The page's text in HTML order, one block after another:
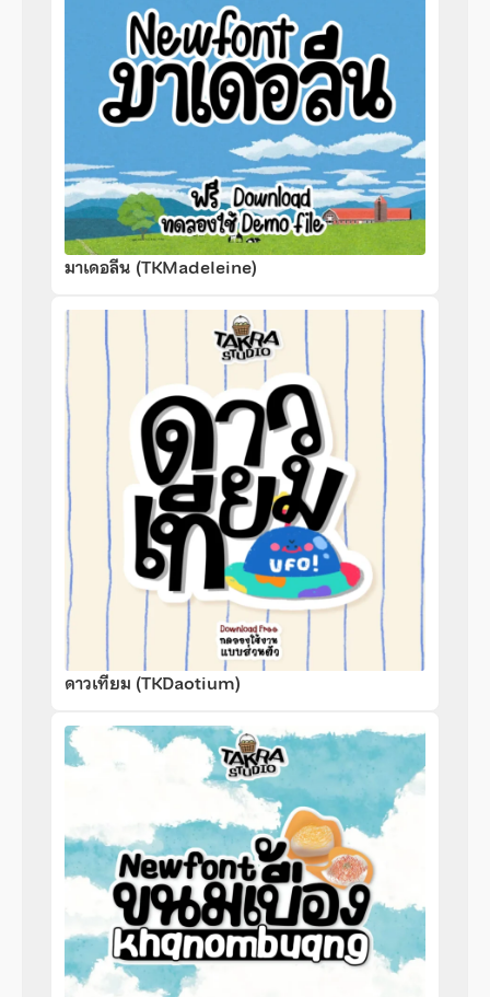
มาเดอลีน (TKMadeleine)
ดาวเทียม (TKDaotium)